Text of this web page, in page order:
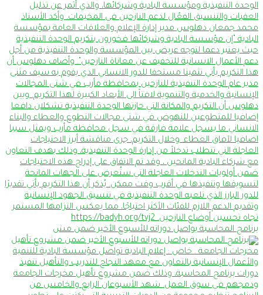
برنامج المحاسبة يواصل دوراته للأسبوع الأخير ضمن مش